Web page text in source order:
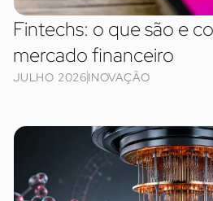
Fintechs: o que são e
mercado financeiro
JULHO 2026INOVAÇÃO